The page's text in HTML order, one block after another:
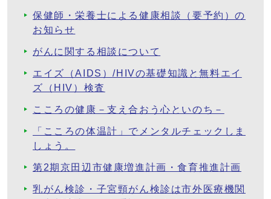
保健師・栄養士による健康相談（要予約）の
お知らせ
がんに関する相談について
エイズ（AIDS）/HIVの基礎知識と無料エイ
ズ（HIV）検査
こころの健康－支え合おう心といのち－
「こころの体温計」でメンタルチェックしま
しょう。
第2期京田辺市健康増進計画・食育推進計画
乳がん検診・子宮頸がん検診は市外医療機関